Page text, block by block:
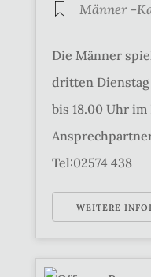
Männer -
Die Männer
dritten Dienstag
bis 18.00 Uhr
Tel:02574 438
WEITERE